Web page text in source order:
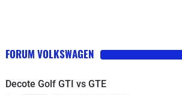
FORUM VOLKSWAGEN
Decote Golf GTI vs GTE